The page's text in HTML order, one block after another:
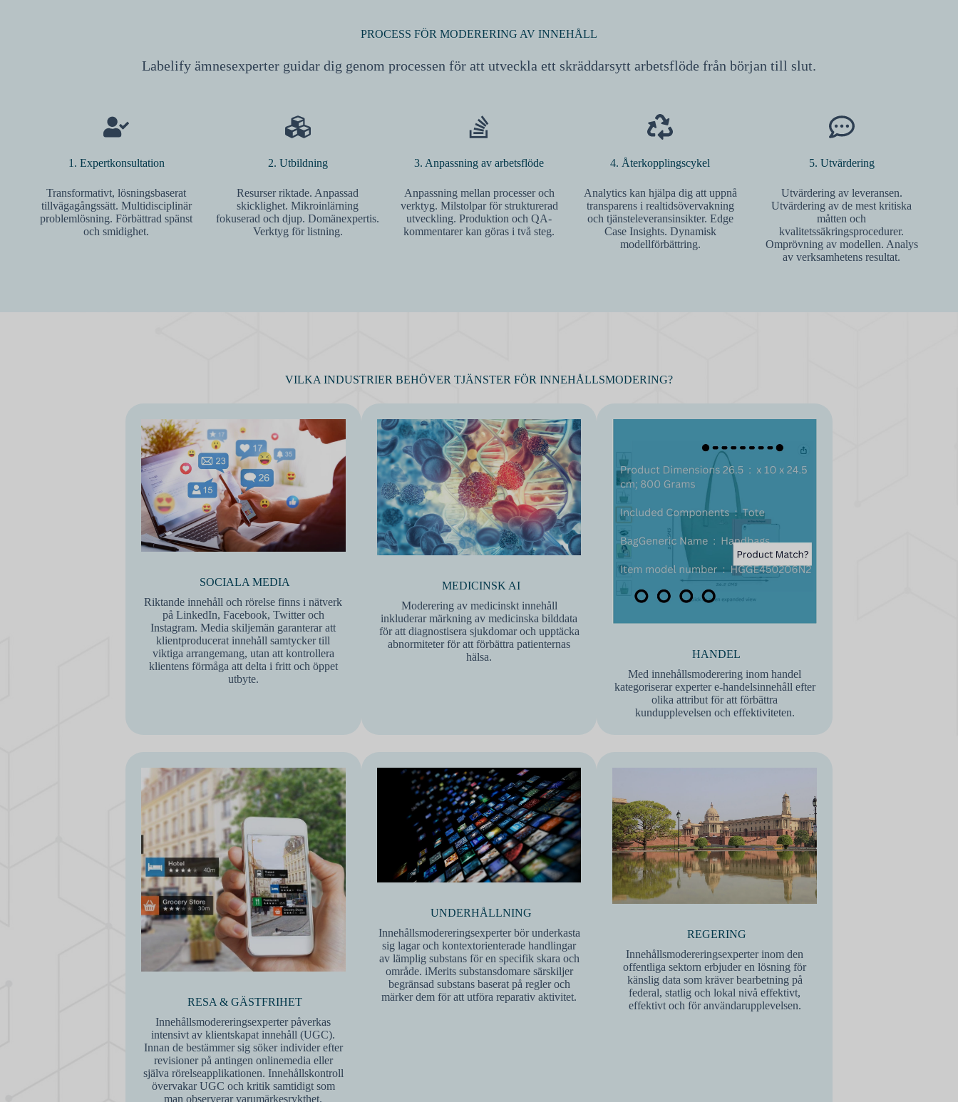
PROCESS FÖR MODERERING AV INNEHÅLL
Labelify ämnesexperter guidar dig genom processen för att utveckla ett skräddarsytt arbetsflöde från början till slut.
1. Expertkonsultation
Transformativt, lösningsbaserat
tillvägagångssätt. Multidisciplinär
problemlösning. Förbättrad spänst
och smidighet.
2. Utbildning
Resurser riktade. Anpassad
skicklighet. Mikroinlärning
fokuserad och djup. Domänexpertis.
Verktyg för listning.
3. Anpassning av arbetsflöde
Anpassning mellan processer och
verktyg. Milstolpar för strukturerad
utveckling. Produktion och QA-
kommentarer kan göras i två steg.
4. Återkopplingscykel
Analytics kan hjälpa dig att uppnå
transparens i realtidsövervakning
och tjänsteleveransinsikter. Edge
Case Insights. Dynamisk
modellförbättring.
5. Utvärdering
Utvärdering av leveransen.
Utvärdering av de mest kritiska
måtten och
kvalitetssäkringsprocedurer.
Omprövning av modellen. Analys
av verksamhetens resultat.
VILKA INDUSTRIER BEHÖVER TJÄNSTER FÖR INNEHÅLLSMODERING?
SOCIALA MEDIA
Riktande innehåll och rörelse finns i nätverk
på LinkedIn, Facebook, Twitter och
Instagram. Media skiljemän garanterar att
klientproducerat innehåll samtycker till
viktiga arrangemang, utan att kontrollera
klientens förmåga att delta i fritt och öppet
utbyte.
MEDICINSK AI
Moderering av medicinskt innehåll
inkluderar märkning av medicinska bilddata
för att diagnostisera sjukdomar och upptäcka
abnormiteter för att förbättra patienternas
hälsa.
HANDEL
Med innehållsmoderering inom handel
kategoriserar experter e-handelsinnehåll efter
olika attribut för att förbättra
kundupplevelsen och effektiviteten.
RESA & GÄSTFRIHET
Innehållsmodereringsexperter påverkas
intensivt av klientskapat innehåll (UGC).
Innan de bestämmer sig söker individer efter
revisioner på antingen onlinemedia eller
själva rörelseapplikationen. Innehållskontroll
övervakar UGC och kritik samtidigt som
man observerar varumärkesrykthet.
UNDERHÅLLNING
Innehållsmodereringsexperter bör underkasta
sig lagar och kontextorienterade handlingar
av lämplig substans för en specifik skara och
område. iMerits substansdomare särskiljer
begränsad substans baserat på regler och
märker dem för att utföra reparativ aktivitet.
REGERING
Innehållsmodereringsexperter inom den
offentliga sektorn erbjuder en lösning för
känslig data som kräver bearbetning på
federal, statlig och lokal nivå effektivt,
effektivt och för användarupplevelsen.